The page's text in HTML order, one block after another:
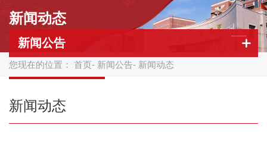
新闻动态
您现在的位置： 首页- 新闻公告- 新闻动态
新闻公告
新闻动态